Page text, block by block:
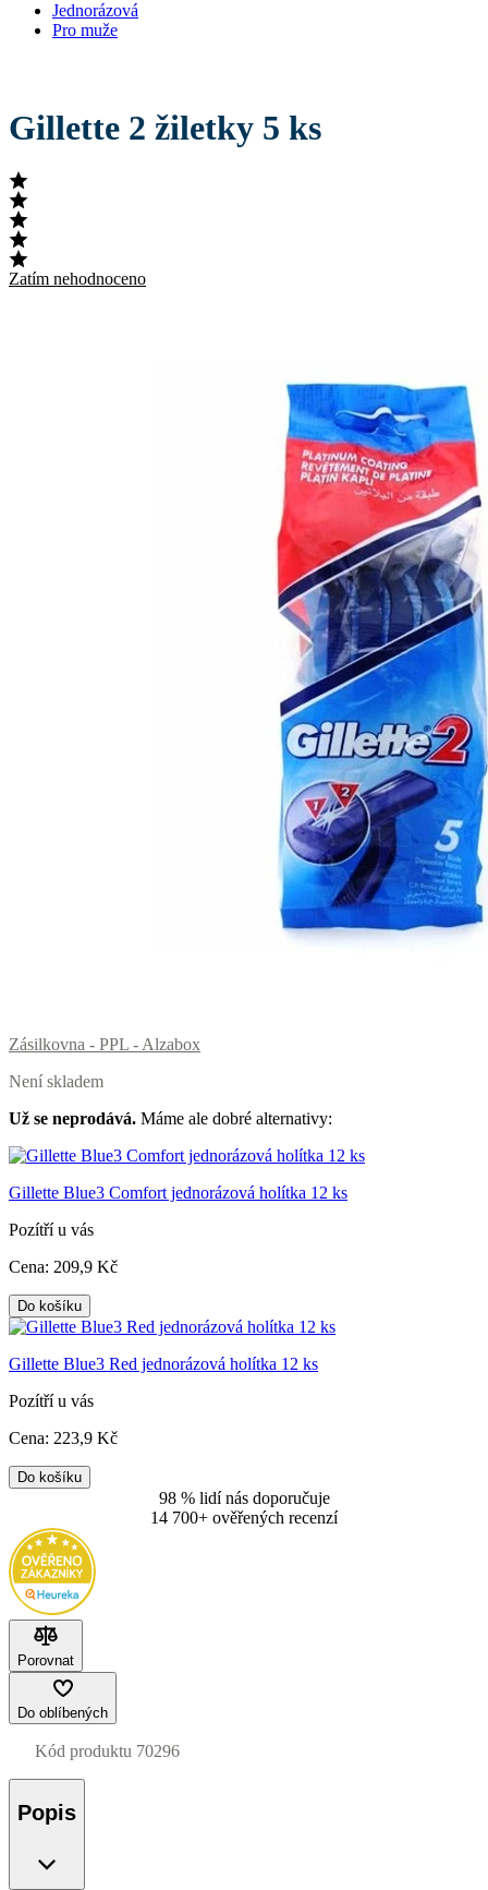
Jednorázová
Pro muže
Gillette 2 žiletky 5 ks
Zatím nehodnoceno
Zásilkovna - PPL - Alzabox
Není skladem
Už se neprodává. Máme ale dobré alternativy:
Gillette Blue3 Comfort jednorázová holítka 12 ks
Pozítří u vás
Cena: 209,9 Kč
Do košíku
Gillette Blue3 Red jednorázová holítka 12 ks
Pozítří u vás
Cena: 223,9 Kč
Do košíku
98 % lidí nás doporučuje
14 700+ ověřených recenzí
Porovnat
Do oblíbených
Kód produktu 70296
Popis